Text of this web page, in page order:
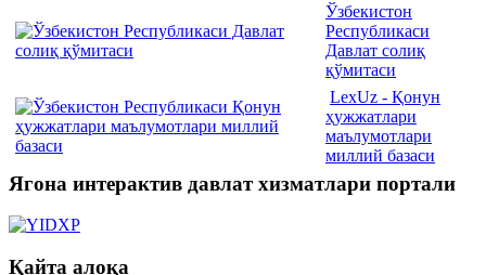
Ўзбекистон
Республикаси
Давлат солиқ
қўмитаси
LexUz - Қонун
ҳужжатлари
маълумотлари
миллий базаси
Ягона интерактив давлат хизматлари портали
Қайта алоқа